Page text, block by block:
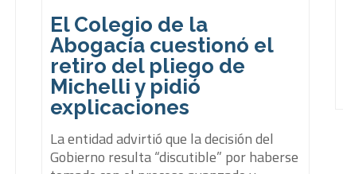
El Colegio de la
Abogacía cuestionó el
retiro del pliego de
Michelli y pidió
explicaciones
La entidad advirtió que la decisión del
Gobierno resulta “discutible” por haberse